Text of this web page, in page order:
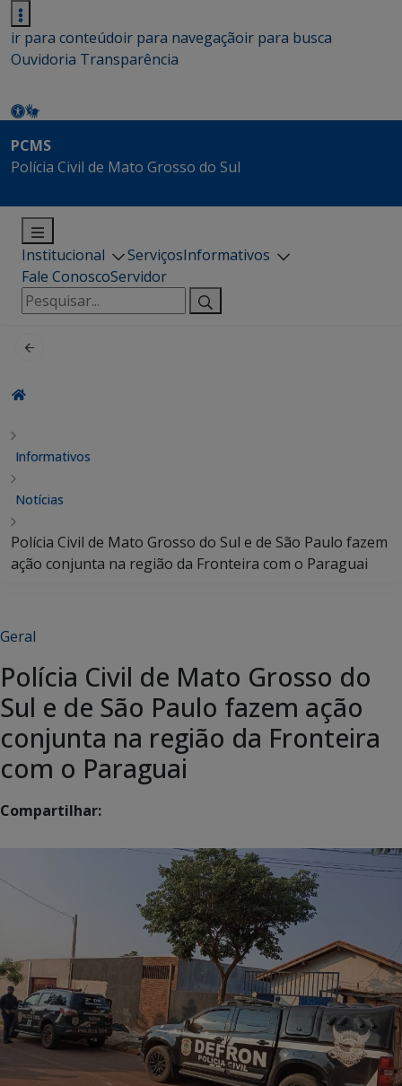
ir para conteúdoir para navegaçãoir para busca
Ouvidoria Transparência
PCMS
Polícia Civil de Mato Grosso do Sul
Institucional ServiçosInformativos
Fale ConoscoServidor
Pesquisar
por:
Informativos
Notícias
Polícia Civil de Mato Grosso do Sul e de São Paulo fazem
ação conjunta na região da Fronteira com o Paraguai
Geral
Polícia Civil de Mato Grosso do
Sul e de São Paulo fazem ação
conjunta na região da Fronteira
com o Paraguai
Compartilhar: